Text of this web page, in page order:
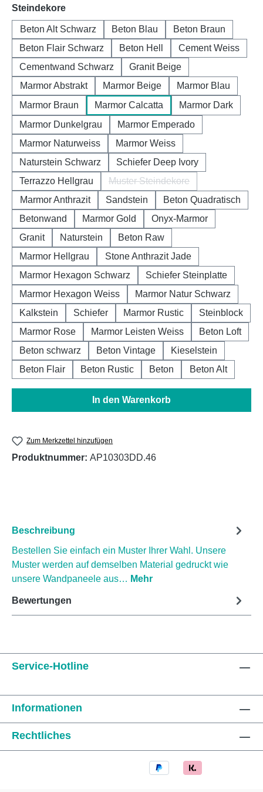
Steindekoreauswählen
Beton Alt Schwarz Beton Blau
Beton Braun
Beton Flair Schwarz
Beton Hell
Cement Weiss
Cementwand Schwarz
Granit Beige
Marmor Abstrakt
Marmor Beige
Marmor Blau
Marmor Braun
Marmor Calcatta
Marmor Dark
Marmor Dunkelgrau
Marmor Emperado
Marmor Naturweiss
Marmor Weiss
Naturstein Schwarz
Schiefer Deep Ivory
Terrazzo Hellgrau
Muster Steindekore
(Diese Option ist zurzeit nicht
Marmor Anthrazit Sandstein
Beton Quadratisch
Betonwand
Marmor Gold
Onyx-Marmor
Granit
Naturstein
Beton Raw
Marmor Hellgrau
Stone Anthrazit Jade
Marmor Hexagon Schwarz
Schiefer Steinplatte
Marmor Hexagon Weiss
Marmor Natur Schwarz
Kalkstein
Schiefer Marmor Rustic
Steinblock
Marmor Rose
Marmor Leisten Weiss
Beton Loft
Beton schwarz
Beton Vintage
Kieselstein
Beton Flair
Beton Rustic Beton Beton Alt
In den Warenkorb
Zum Merkzettel hinzufügen
Produktnummer: AP10303DD.46
Beschreibung
Bestellen Sie einfach ein Muster Ihrer Wahl. Unsere
Muster werden auf demselben Material gedruckt wie
unsere Wandpaneele aus… Mehr
Bewertungen
Service-Hotline
Informationen
Rechtliches